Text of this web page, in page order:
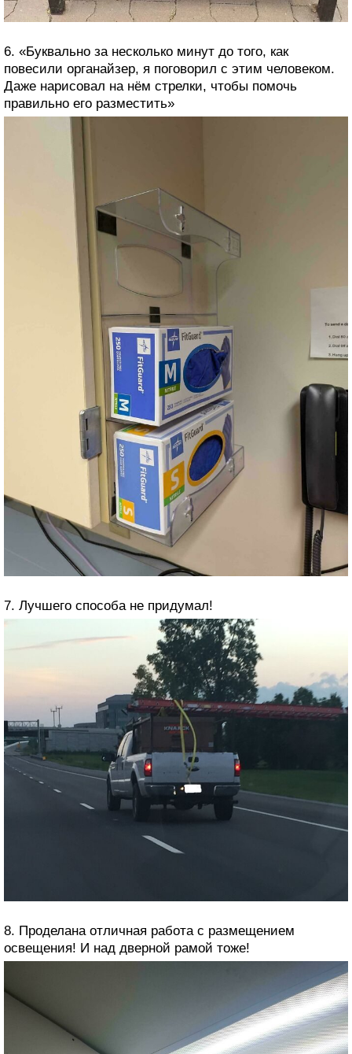
6. «Буквально за несколько минут до того, как
повесили органайзер, я поговорил с этим человеком.
Даже нарисовал на нём стрелки, чтобы помочь
правильно его разместить»
7. Лучшего способа не придумал!
8. Проделана отличная работа с размещением
освещения! И над дверной рамой тоже!